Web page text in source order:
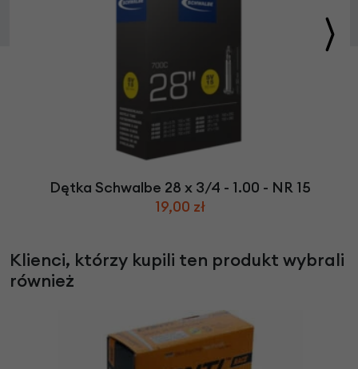
Dętka Schwalbe 28 x 3/4 - 1.00 - NR 15
19,00 zł
Klienci, którzy kupili ten produkt wybrali
również